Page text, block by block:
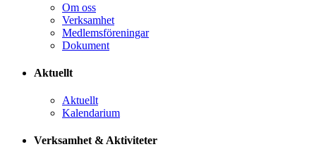
Om oss
Verksamhet
Medlemsföreningar
Dokument
Aktuellt
Aktuellt
Kalendarium
Verksamhet & Aktiviteter